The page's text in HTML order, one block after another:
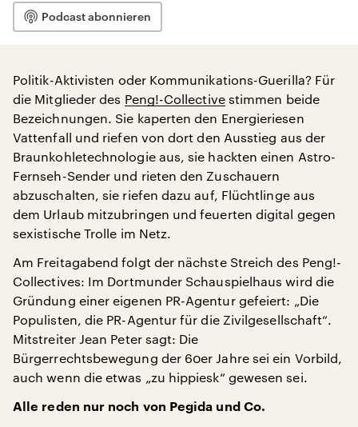
Podcast abonnieren
Politik-Aktivisten oder Kommunikations-Guerilla? Für
die Mitglieder des Peng!-Collectivestimmen beide
Bezeichnungen. Sie kaperten den Energieriesen
Vattenfall und riefen von dort den Ausstieg aus der
Braunkohletechnologie aus, sie hackten einen Astro-
Fernseh-Sender und rieten den Zuschauern
abzuschalten, sie riefen dazu auf, Flüchtlinge aus
dem Urlaub mitzubringen und feuerten digital gegen
sexistische Trolle im Netz.
Am Freitagabend folgt der nächste Streich des Peng!-
Collectives: Im Dortmunder Schauspielhaus wird die
Gründung einer eigenen PR-Agentur gefeiert: „Die
Populisten, die PR-Agentur für die Zivilgesellschaft“.
Mitstreiter Jean Peter sagt: Die
Bürgerrechtsbewegung der 60er Jahre sei ein Vorbild,
auch wenn die etwas „zu hippiesk“ gewesen sei.
Alle reden nur noch von Pegida und Co.